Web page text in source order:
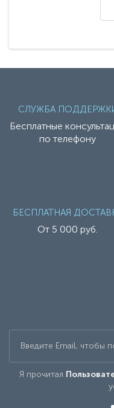
СЛУЖБА
Бесплатные
по телефону
БЕСПЛАТНАЯ
От 5 000 руб.
Я прочитал